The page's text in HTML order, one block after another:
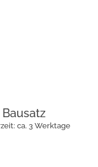
ca. 3 Werktage